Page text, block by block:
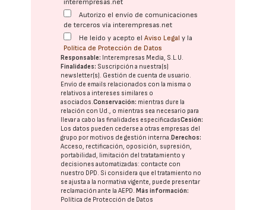
interempresas.net
Autorizo el envío de comunicaciones
de terceros vía interempresas.net
He leído y acepto elAviso Legal y la
Política de Protección de Datos
Responsable: Interempresas Media, S.L.U.
Finalidades: Suscripción a nuestra(s)
newsletter(s). Gestión de cuenta de usuario.
Envío de emails relacionados con la misma o
relativos a intereses similares o
asociados.Conservación: mientras dure la
relación con Ud., o mientras sea necesario para
llevar a cabo las finalidades especificadasCesión:
Los datos pueden cederse a otras empresas del
grupo por motivos de gestión interna. Derechos:
Acceso, rectificación, oposición, supresión,
portabilidad, limitación del tratatamiento y
decisiones automatizadas: contacte con
nuestro DPD. Si considera que el tratamiento no
se ajusta a la normativa vigente, puede presentar
reclamación ante laAEPD. Más información:
Política de Protección de Datos